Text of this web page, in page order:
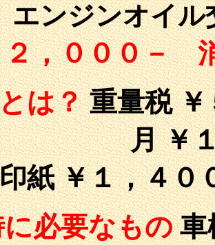
エンジンオイル
，０００－
は？重量税 ￥
月 ￥
印紙 ￥１，４０
必要なもの車